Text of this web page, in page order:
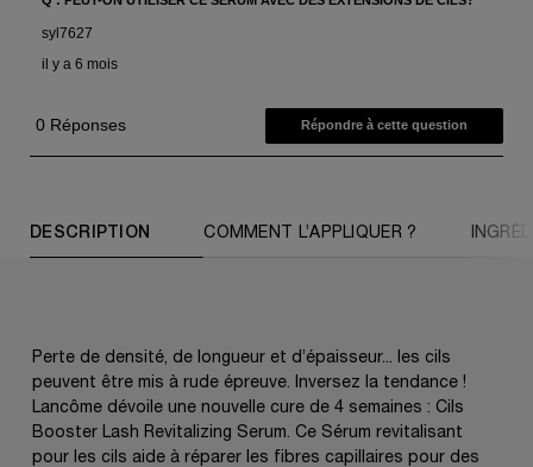
DESCRIPTION COMMENT L’APPLIQUER ?
Perte de densité, de longueur et d’épaisseur... les cils
peuvent être mis à rude épreuve. Inversez la tendance !
Lancôme dévoile une nouvelle cure de 4 semaines : Cils
Booster Lash Revitalizing Serum. Ce Sérum revitalisant
pour les cils aide à réparer les fibres capillaires pour des